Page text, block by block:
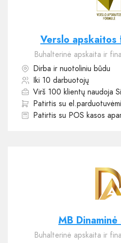
Verslo apskaitos
Buhalterinė apskaita ir
Dirba ir nuotoliniu būdu
Iki 10 darbuotojų
Virš 100 klientų naudoja
Patirtis su
Patirtis su POS kasos
MB
Buhalterinė apskaita ir